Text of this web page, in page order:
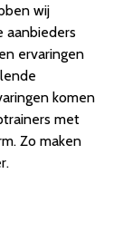
wij
aanbieders
ervaringen
komen
met
Zo maken